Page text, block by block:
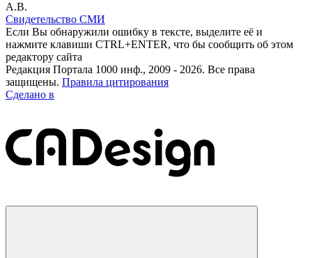
А.В.
Свидетельство СМИ
Если Вы обнаружили ошибку в тексте, выделите её и
нажмите клавиши CTRL+ENTER, что бы сообщить об этом
редактору сайта
Редакция Портала 1000 инф., 2009 - 2026. Все права
защищены. Правила цитирования
Сделано в